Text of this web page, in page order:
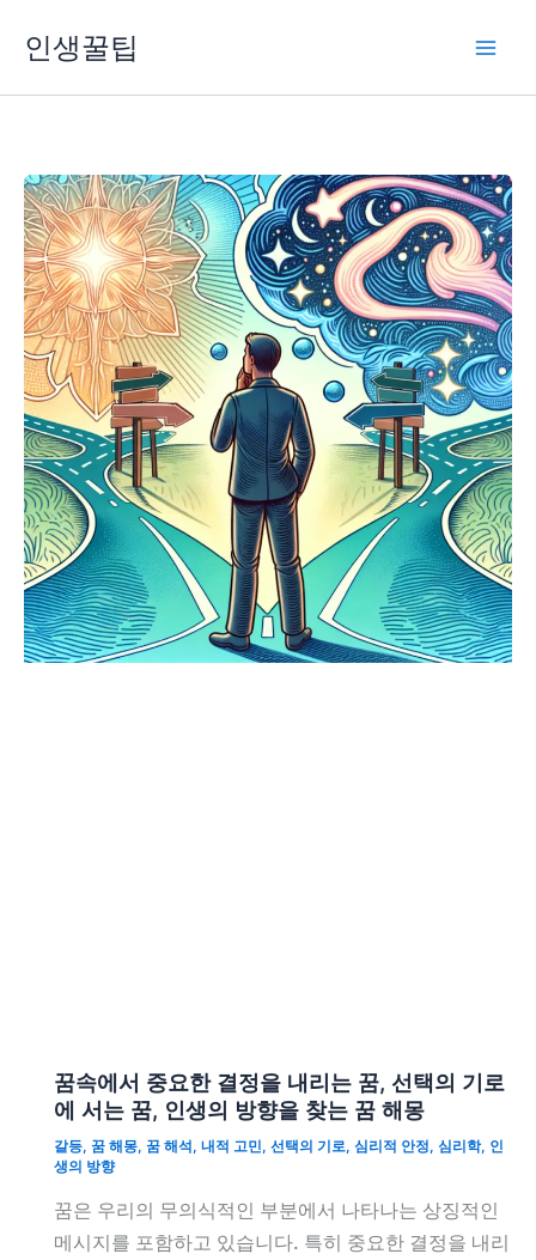
인생꿀팁
꿈속에서 중요한 결정을 내리는 꿈, 선택의 기로
에 서는 꿈, 인생의 방향을 찾는 꿈 해몽
갈등, 꿈 해몽, 꿈 해석, 내적 고민, 선택의 기로, 심리적 안정, 심리학, 인
생의 방향
꿈은 우리의 무의식적인 부분에서 나타나는 상징적인
메시지를 포함하고 있습니다. 특히 중요한 결정을 내리